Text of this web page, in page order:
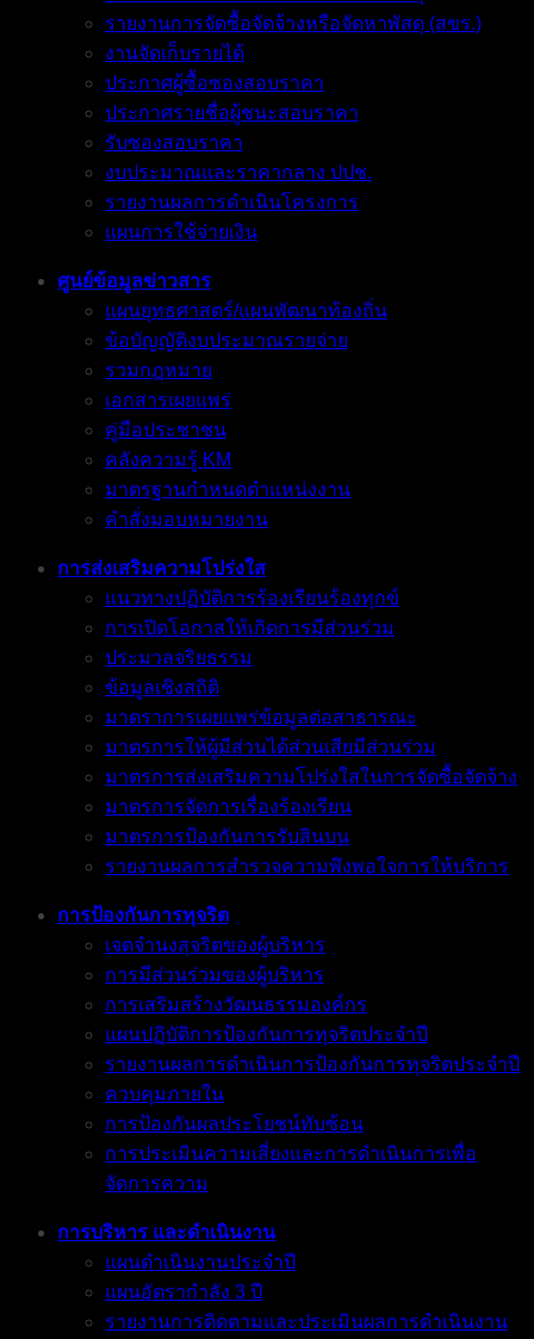
รายงานการจัดซื้อจัดจ้างหรือจัดหาพัสดุ (สขร.)
งานจัดเก็บรายได้
ประกาศผู้ซื้อซองสอบราคา
ประกาศรายชื่อผู้ชนะสอบราคา
รับซองสอบราคา
งบประมาณและราคากลาง ปปช.
รายงานผลการดำเนินโครงการ
แผนการใช้จ่ายเงิน
ศูนย์ข้อมูลข่าวสาร
แผนยุทธศาสตร์/แผนพัฒนาท้องถิ่น
ข้อบัญญัติงบประมาณรายจ่าย
รวมกฎหมาย
เอกสารเผยแพร่
คู่มือประชาชน
คลังความรู้ KM
มาตรฐานกำหนดตำแหน่งงาน
คำสั่งมอบหมายงาน
การส่งเสริมความโปร่งใส
แนวทางปฏิบัติการร้องเรียนร้องทุกข์
การเปิดโอกาสให้เกิดการมีส่วนร่วม
ประมวลจริยธรรม
ข้อมูลเชิงสถิติ
มาตราการเผยแพร่ข้อมูลต่อสาธารณะ
มาตรการให้ผู้มีส่วนได้ส่วนเสียมีส่วนร่วม
มาตรการส่งเสริมความโปร่งใสในการจัดซื้อจัดจ้าง
มาตรการจัดการเรื่องร้องเรียน
มาตรการป้องกันการรับสินบน
รายงานผลการสำรวจความพึงพอใจการให้บริการ
การป้องกันการทุจริต
เจตจำนงสุจริตของผู้บริหาร
การมีส่วนร่วมของผู้บริหาร
การเสริมสร้างวัฒนธรรมองค์กร
แผนปฏิบัติการป้องกันการทุจริตประจำปี
รายงานผลการดำเนินการป้องกันการทุจริตประจำปี
ควบคุมภายใน
การป้องกันผลประโยชน์ทับซ้อน
การประเมินความเสี่ยงและการดำเนินการเพื่อ
จัดการความ
การบริหาร และดำเนินงาน
แผนดำเนินงานประจำปี
แผนอัตรากำลัง 3 ปี
รายงานการติดตามและประเมินผลการดำเนินงาน